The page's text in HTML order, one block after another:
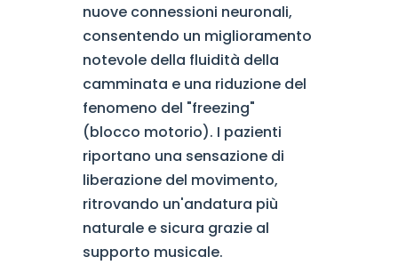
nuove connessioni neuronali,
consentendo un miglioramento
notevole della fluidità della
camminata e una riduzione del
fenomeno del "freezing"
(blocco motorio). I pazienti
riportano una sensazione di
liberazione del movimento,
ritrovando un'andatura più
naturale e sicura grazie al
supporto musicale.